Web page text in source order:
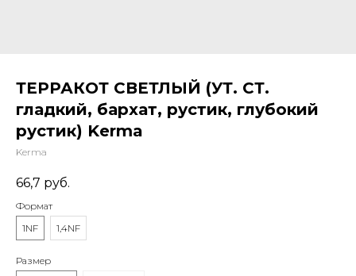
ТЕРРАКОТ СВЕТЛЫЙ (УТ. СТ.
гладкий, бархат, рустик, глубокий
рустик) Kerma
Kerma
66,7 руб.
Формат
1NF
1,4NF
Размер